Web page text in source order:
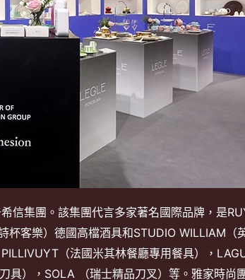
信集團。該集團代言多家著名國際品牌，是
客樂）德國高檔酒具和STUDIO WILLIAM（
（法國米其林餐廳專用餐具），
），SOLA （瑞士精品刀叉）等。雅家時尚